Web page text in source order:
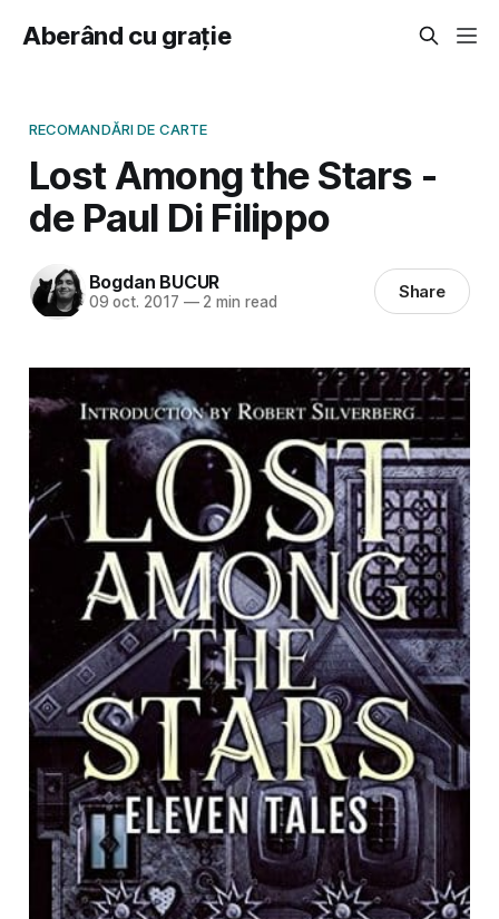
Aberând cu grație
RECOMANDĂRI DE CARTE
Lost Among the Stars -
de Paul Di Filippo
Bogdan BUCUR
09 oct. 2017 —2 min read Share